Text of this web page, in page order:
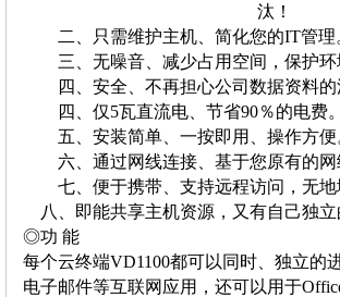
汰！
二、只需维护主机、简化您的IT管
三、无噪音、减少占用空间，保护环
四、安全、不再担心公司数据资料的
四、仅5瓦直流电、节省90％的电费
五、安装简单、一按即用、操作方
六、通过网线连接、基于您原有的
七、便于携带、支持远程访问，无地
八、即能共享主机资源，又有自己独立
◎功 能
每个云终端VD1100都可以同时、独立的
电子邮件等互联网应用，还可以用于